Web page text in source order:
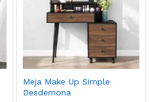
Meja Make Up Simple
Desdemona